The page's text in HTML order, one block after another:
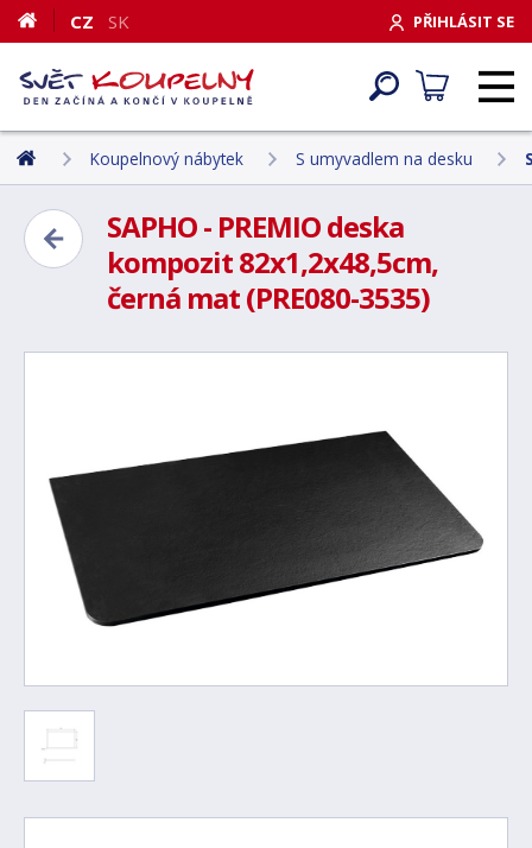
PŘIHLÁSIT SE
CZ SK
Koupelnový nábytek S umyvadlem na desku
SAPHO - PREMIO deska
kompozit 82x1,2x48,5cm,
černá mat (PRE080-3535)